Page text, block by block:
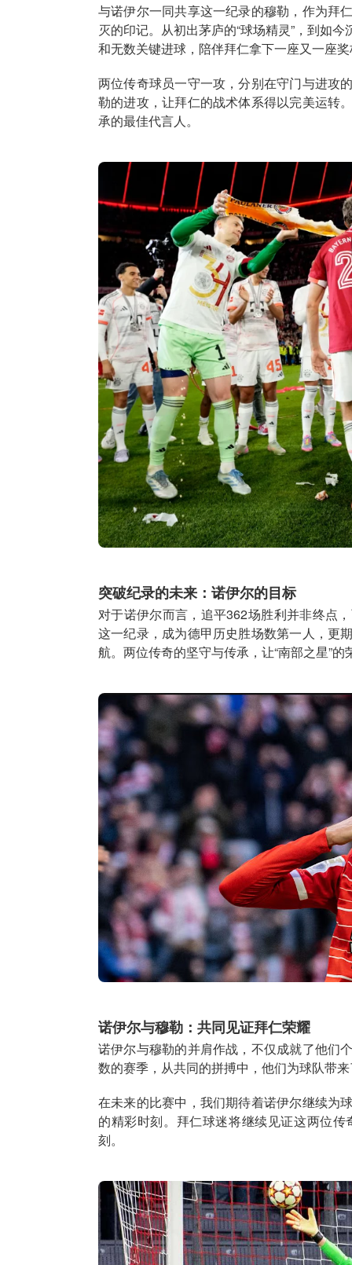
与诺伊尔一同共享这一纪录的穆勒，作为拜
灭的印记。从初出茅庐的“球场精灵”，到如
和无数关键进球，陪伴拜仁拿下一座又一座
两位传奇球员一守一攻，分别在守门与进攻
勒的进攻，让拜仁的战术体系得以完美运转
承的最佳代言人。
突破纪录的未来：诺伊尔的目标
对于诺伊尔而言，追平362场胜利并非终点
这一纪录，成为德甲历史胜场数第一人，更
航。两位传奇的坚守与传承，让“南部之星”
诺伊尔与穆勒：共同见证拜仁荣耀
诺伊尔与穆勒的并肩作战，不仅成就了他们
数的赛季，从共同的拼搏中，他们为球队带
在未来的比赛中，我们期待着诺伊尔继续为
的精彩时刻。拜仁球迷将继续见证这两位
刻。